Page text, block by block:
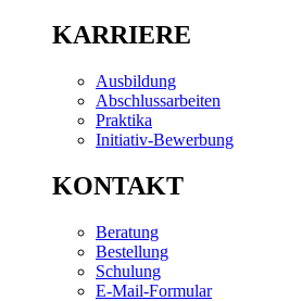
KARRIERE
Ausbildung
Abschlussarbeiten
Praktika
Initiativ-Bewerbung
KONTAKT
Beratung
Bestellung
Schulung
E-Mail-Formular